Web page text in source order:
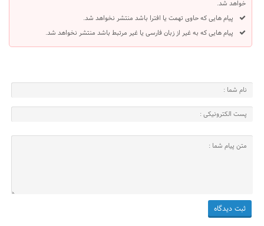
خواهد شد.
پیام هایی که حاوی تهمت یا افترا باشد منتشر نخواهد شد.
پیام هایی که به غیر از زبان فارسی یا غیر مرتبط باشد منتشر نخواهد شد.